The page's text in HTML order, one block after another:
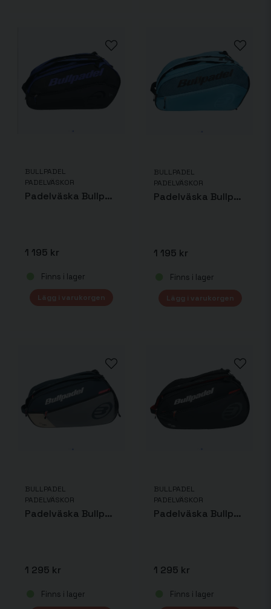
BULLPADEL
PADELVÄSKOR
Padelväska Bullpadel Vertex Geo
1 195 kr
Finns i lager
Lägg i varukorgen
BULLPADEL
PADELVÄSKOR
Padelväska Bullpadel Vertex Dam
1 195 kr
Finns i lager
Lägg i varukorgen
BULLPADEL
PADELVÄSKOR
Padelväska Bullpadel Neuron Grå
1 295 kr
Finns i lager
BULLPADEL
PADELVÄSKOR
Padelväska Bullpadel Neuron Svart
1 295 kr
Finns i lager